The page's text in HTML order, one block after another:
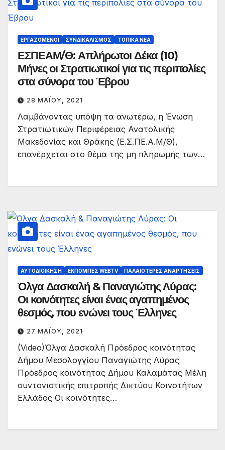
ΕΡΓΑΖΌΜΕΝΟΙ ΣΥΝΔΙΚΑΛΙΣΜΌΣ ΤΟΠΙΚΆ ΝΈΑ
ΕΣΠΕΑΜ/Θ: Απλήρωτοι Δέκα (10)
Μήνες οι Στρατιωτικοί για τις περιπολίες
στα σύνορα του Έβρου
28 ΜΑΪ́ΟΥ, 2021
Λαμβάνοντας υπόψη τα ανωτέρω, η Ένωση
Στρατιωτικών Περιφέρειας Ανατολικής
Μακεδονίας και Θράκης (Ε.Σ.ΠΕ.Α.Μ/Θ),
επανέρχεται στο θέμα της μη πληρωμής των…
ΑΥΤΟΔΙΟΊΚΗΣΗ ΕΚΠΟΜΠΈΣ WEBTV ΠΑΛΑΙΟΤΕΡΕΣ ΑΝΑΡΤΗΣΕΙΣ
Όλγα Δασκαλή & Παναγιώτης Λύρας:
Οι κοινότητες είναι ένας αγαπημένος
θεσμός, που ενώνει τους Έλληνες
27 ΜΑΪ́ΟΥ, 2021
(Video)Όλγα Δασκαλή Πρόεδρος κοινότητας
Δήμου Μεσολογγίου Παναγιώτης Λύρας
Πρόεδρος κοινότητας Δήμου Καλαμάτας Μέλη
συντονιστικής επιτροπής Δικτύου Κοινοτήτων
Ελλάδος Οι κοινότητες…